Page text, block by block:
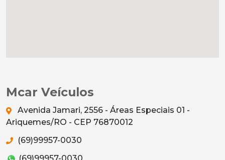
Mcar Veículos
Avenida Jamari, 2556 - Áreas Especiais 01 -
Ariquemes/RO - CEP 76870012
(69)99957-0030